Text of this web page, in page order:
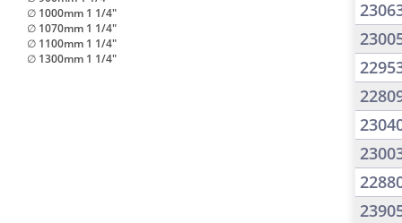
∅ 1000mm 1 1/4"
∅ 1070mm 1 1/4"
∅ 1100mm 1 1/4"
∅ 1300mm 1 1/4"